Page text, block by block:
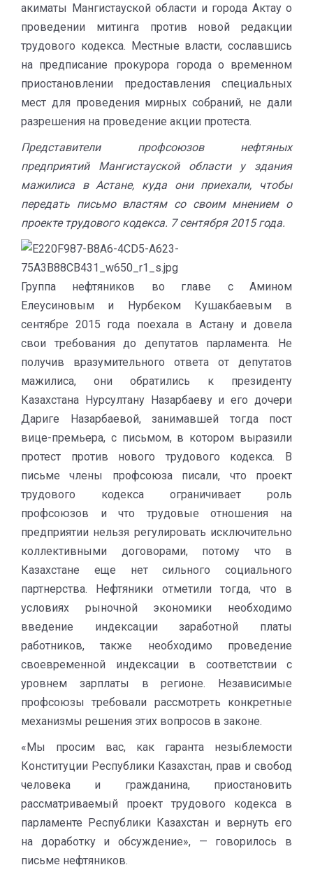
акиматы Мангистауской области и города Актау о
проведении митинга против новой редакции
трудового кодекса. Местные власти, сославшись
на предписание прокурора города о временном
приостановлении предоставления специальных
мест для проведения мирных собраний, не дали
разрешения на проведение акции протеста.
Представители профсоюзов нефтяных
предприятий Мангистауской области у здания
мажилиса в Астане, куда они приехали, чтобы
передать письмо властям со своим мнением о
проекте трудового кодекса. 7 сентября 2015 года.
Группа нефтяников во главе с Амином
Елеусиновым и Нурбеком Кушакбаевым в
сентябре 2015 года поехала в Астану и довела
свои требования до депутатов парламента. Не
получив вразумительного ответа от депутатов
мажилиса, они обратились к президенту
Казахстана Нурсултану Назарбаеву и его дочери
Дариге Назарбаевой, занимавшей тогда пост
вице-премьера, с письмом, в котором выразили
протест против нового трудового кодекса. В
письме члены профсоюза писали, что проект
трудового кодекса ограничивает роль
профсоюзов и что трудовые отношения на
предприятии нельзя регулировать исключительно
коллективными договорами, потому что в
Казахстане еще нет сильного социального
партнерства. Нефтяники отметили тогда, что в
условиях рыночной экономики необходимо
введение индексации заработной платы
работников, также необходимо проведение
своевременной индексации в соответствии с
уровнем зарплаты в регионе. Независимые
профсоюзы требовали рассмотреть конкретные
механизмы решения этих вопросов в законе.
«Мы просим вас, как гаранта незыблемости
Конституции Республики Казахстан, прав и свобод
человека и гражданина, приостановить
рассматриваемый проект трудового кодекса в
парламенте Республики Казахстан и вернуть его
на доработку и обсуждение», — говорилось в
письме нефтяников.